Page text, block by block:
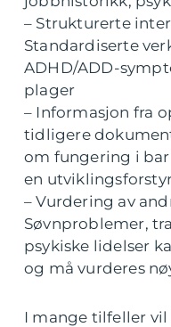
– Strukturerte
Standardiserte
ADHD/ADD-
plager
– Informasjon fra
tidligere
om fungering i
en
– Vurdering av
Søvnproblemer,
psykiske lidelser
og må vurderes
I mange tilfeller